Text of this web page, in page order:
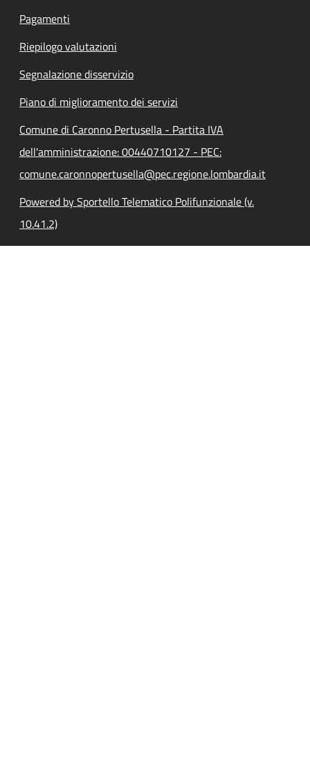
Pagamenti
Riepilogo valutazioni
Segnalazione disservizio
Piano di miglioramento dei servizi
Comune di Caronno Pertusella - Partita IVA
dell'amministrazione: 00440710127 - PEC:
comune.caronnopertusella@pec.regione.lombardia.it
Powered by Sportello Telematico Polifunzionale (v.
10.41.2)